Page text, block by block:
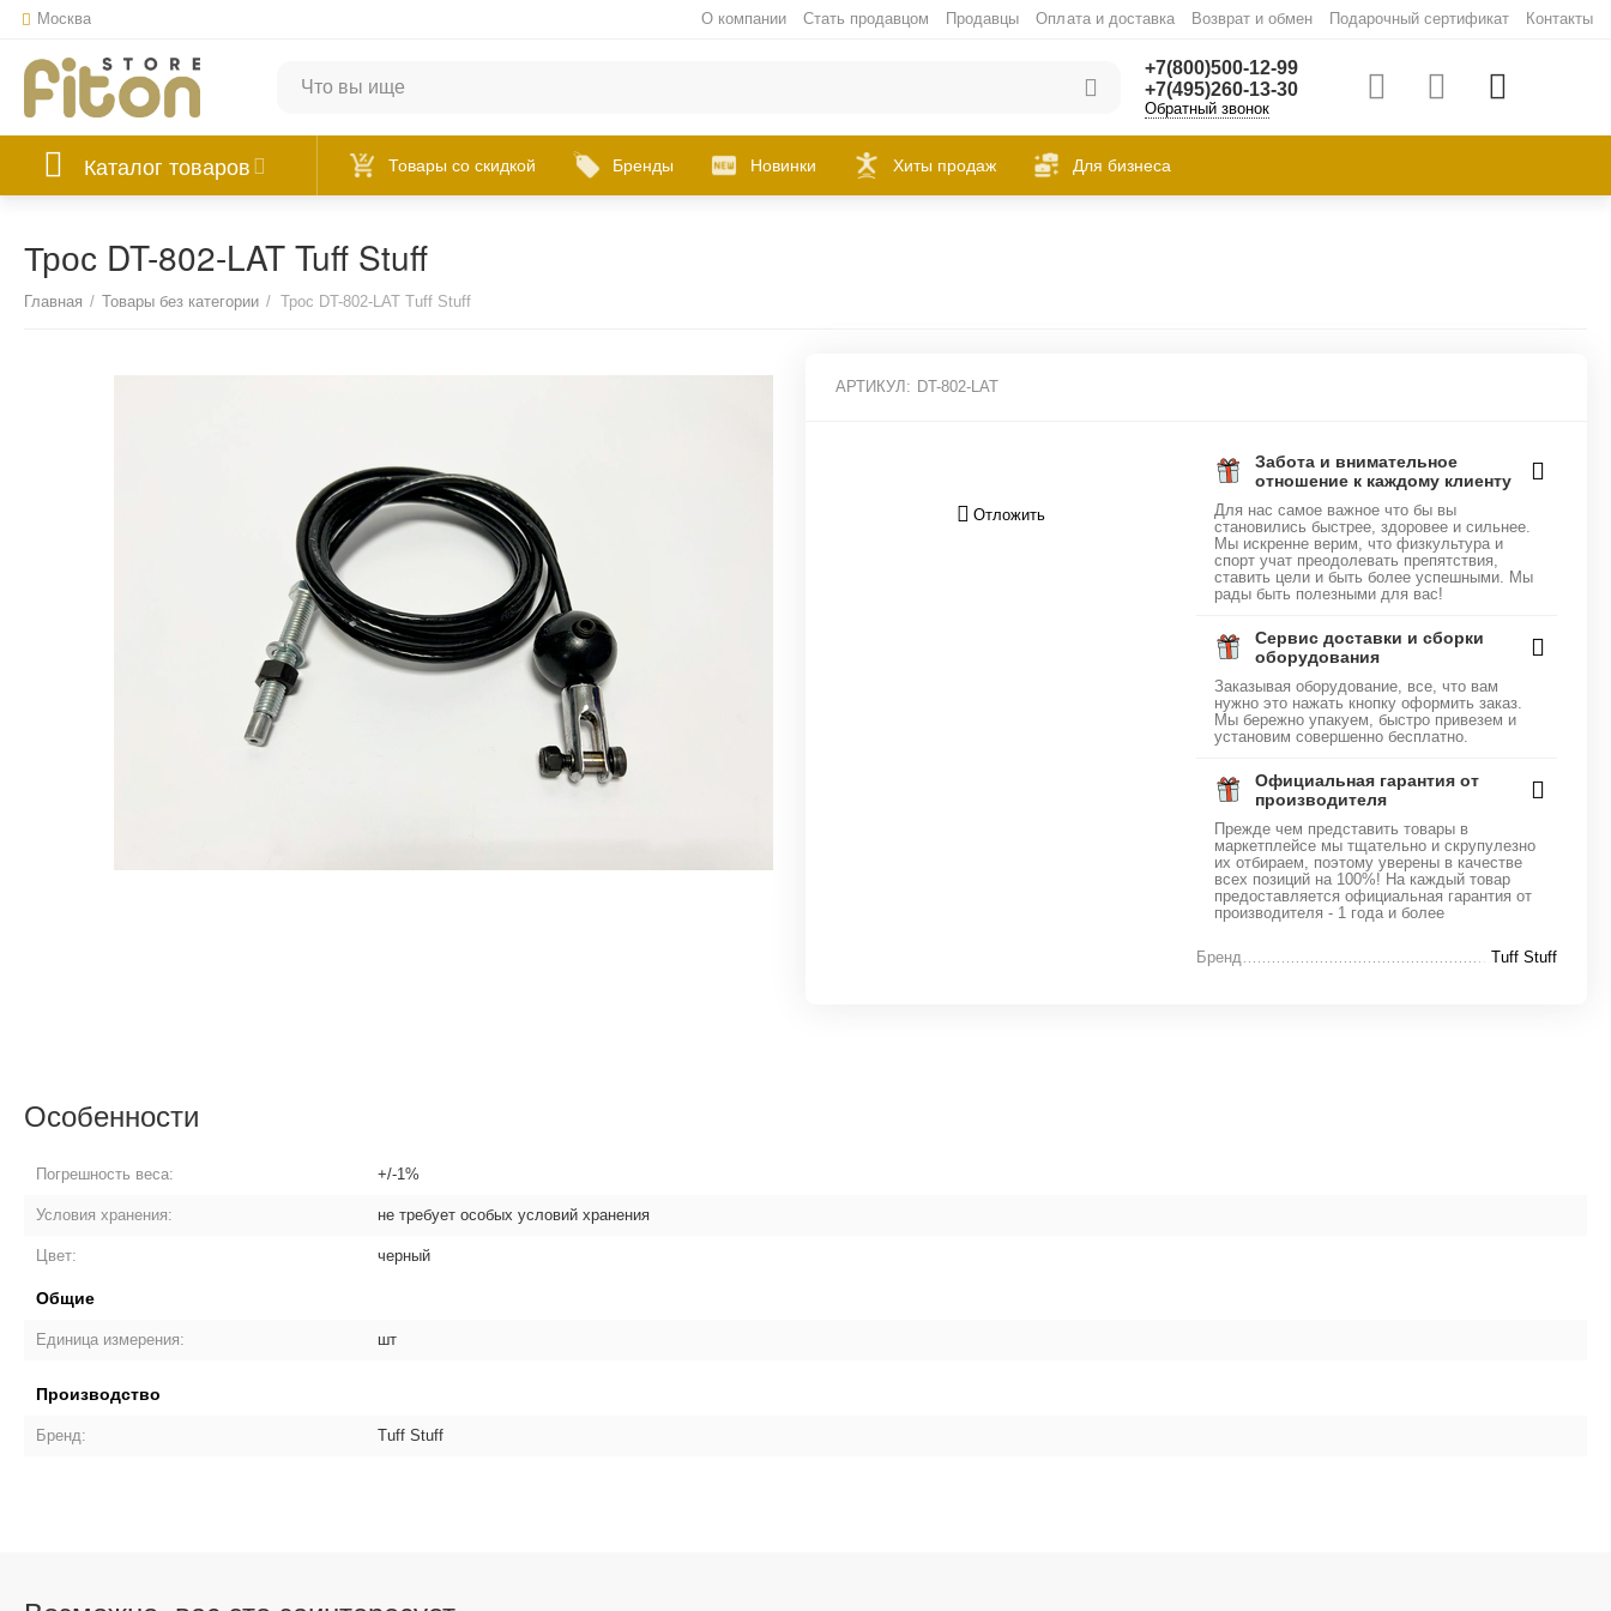
Москва О компании Стать продавцом Продавцы Оплата и доставка Возврат и обмен Подарочный сертификат Контакты
+7(800)500-12-99
+7(495)260-13-30
Обратный звонок
Каталог товаров Товары со скидкой Бренды Новинки Хиты продаж Для бизнеса
Трос DT-802-LAT Tuff Stuff
Главная / Товары без категории / Трос DT-802-LAT Tuff Stuff
АРТИКУЛ: DT-802-LAT
Отложить
Забота и внимательное
отношение к каждому клиенту
Для нас самое важное что бы вы
становились быстрее, здоровее и сильнее.
Мы искренне верим, что физкультура и
спорт учат преодолевать препятствия,
ставить цели и быть более успешными. Мы
рады быть полезными для вас!
Сервис доставки и сборки
оборудования
Заказывая оборудование, все, что вам
нужно это нажать кнопку оформить заказ.
Мы бережно упакуем, быстро привезем и
установим совершенно бесплатно.
Официальная гарантия от
производителя
Прежде чем представить товары в
маркетплейсе мы тщательно и скрупулезно
их отбираем, поэтому уверены в качестве
всех позиций на 100%! На каждый товар
предоставляется официальная гарантия от
производителя - 1 года и более
Бренд Tuff Stuff
Особенности
Погрешность веса: +/-1%
Условия хранения: не требует особых условий хранения
Цвет: черный
Общие
Единица измерения: шт
Производство
Бренд: Tuff Stuff